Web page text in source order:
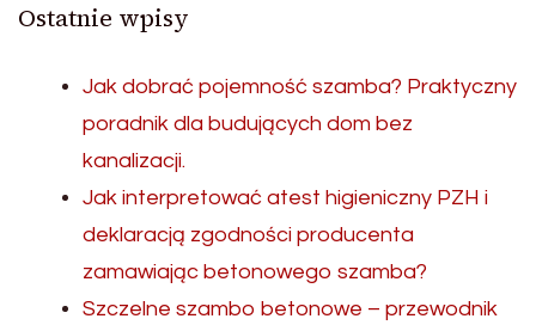
Ostatnie wpisy
Jak dobrać pojemność szamba? Praktyczny
poradnik dla budujących dom bez
kanalizacji.
Jak interpretować atest higieniczny PZH i
deklaracją zgodności producenta
zamawiając betonowego szamba?
Szczelne szambo betonowe – przewodnik